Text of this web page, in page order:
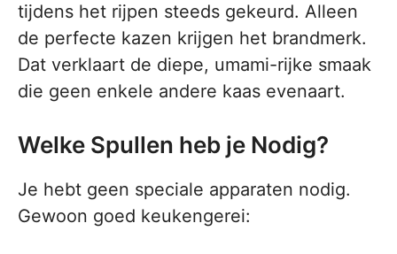
tijdens het rijpen steeds gekeurd. Alleen
de perfecte kazen krijgen het brandmerk.
Dat verklaart de diepe, umami-rijke smaak
die geen enkele andere kaas evenaart.
Welke Spullen heb je Nodig?
Je hebt geen speciale apparaten nodig.
Gewoon goed keukengerei: